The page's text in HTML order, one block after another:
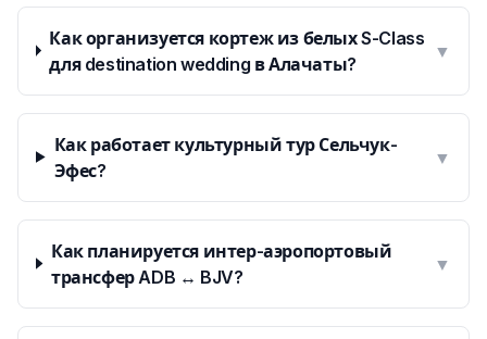
Как организуется кортеж из белых S-Class
для destination wedding в Алачаты?
▼
Как работает культурный тур Сельчук-
Эфес?
▼
Как планируется интер-аэропортовый
трансфер ADB ↔ BJV?
▼